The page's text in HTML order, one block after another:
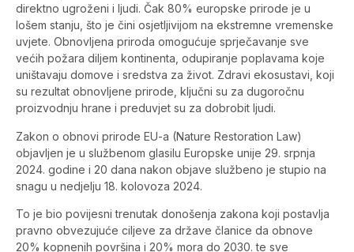
direktno ugroženi i ljudi. Čak 80% europske prirode je u
lošem stanju, što je čini osjetljivijom na ekstremne vremenske
uvjete. Obnovljena priroda omogućuje sprječavanje sve
većih požara diljem kontinenta, odupiranje poplavama koje
uništavaju domove i sredstva za život. Zdravi ekosustavi, koji
su rezultat obnovljene prirode, ključni su za dugoročnu
proizvodnju hrane i preduvjet su za dobrobit ljudi.
Zakon o obnovi prirode EU-a (Nature Restoration Law)
objavljen je u službenom glasilu Europske unije 29. srpnja
2024. godine i 20 dana nakon objave službeno je stupio na
snagu u nedjelju 18. kolovoza 2024.
To je bio povijesni trenutak donošenja zakona koji postavlja
pravno obvezujuće ciljeve za države članice da obnove
20% kopnenih površina i 20% mora do 2030. te sve